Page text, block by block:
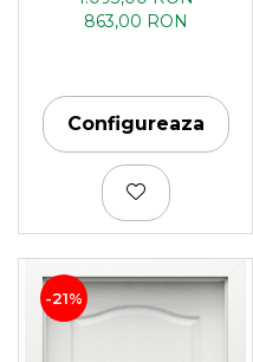
863,00 RON
Configureaza
-21%